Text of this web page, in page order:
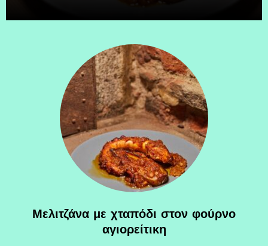
Μελιτζάνα με χταπόδι στον φούρνο
αγιορείτικη